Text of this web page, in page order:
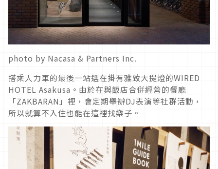
photo by Nacasa & Partners Inc.
搭乘人力車的最後一站選在掛有雅致大提燈的WIRED
HOTEL Asakusa。由於在與飯店合併經營的餐廳
「ZAKBARAN」裡，會定期舉辦DJ表演等社群活動，
所以就算不入住也能在這裡找樂子。